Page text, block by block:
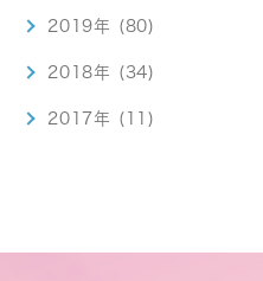
2019年 (80)
2018年 (34)
2017年 (11)